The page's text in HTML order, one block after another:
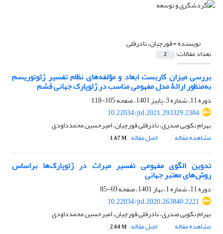
نویسنده =قورچیان، نادرقلی
تعداد مقالات: 2
بررسی میزان کاربست ابعاد و مؤلفه‌های نظام تفسیر ژئوتوریسم
به‌منظور ارائۀ مدل مفهومی مناسب در ژئوپارک جهانی قشم
دوره 11، شماره 3، پاییز 1401، صفحه
105-118
10.22034/jtd.2021.293329.2384
بهرام نکویی صدری، نادرقلی قورچیان، امیرحسین محمدداودی
مشاهده مقاله
اصل مقاله 1.67 M
تدوین الگوی مفهومی تفسیر میراث در ژئوپارک‌‏ها براساس
روش‏‌های معتبر جهانی
دوره 11، شماره 1، بهار 1401، صفحه
69-85
10.22034/jtd.2020.263840.2221
بهرام نکویی صدری، نادرقلی قورچیان، امیرحسین محمدداودی
مشاهده مقاله
اصل مقاله 2.64 M